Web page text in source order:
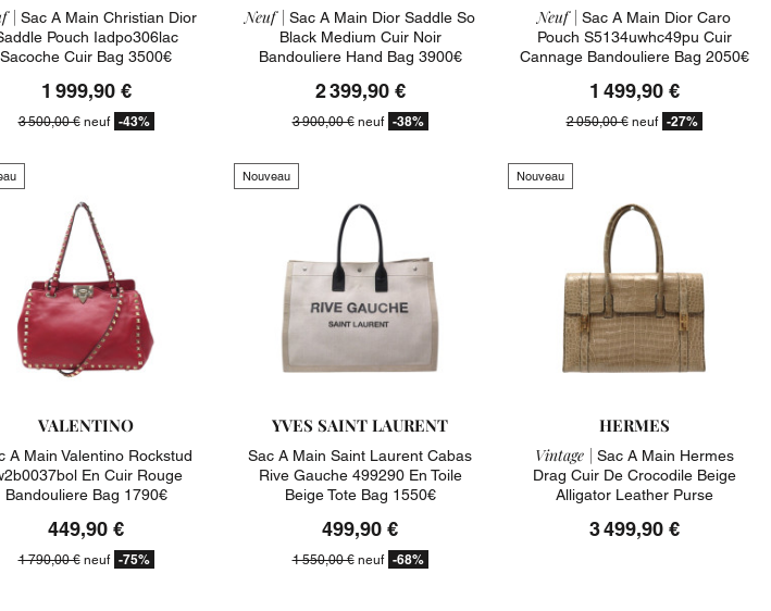
| Sac A Main Christian Dior
Pouch Iadpo306lac
Sacoche Cuir Bag 3500€
1 999,90 €
3 500,00 €neuf -43%
Neuf | Sac A Main Dior Saddle So
Black Medium Cuir Noir
Bandouliere Hand Bag 3900€
2 399,90 €
3 900,00 €neuf -38%
Neuf | Sac A Main Dior Caro
Pouch S5134uwhc49pu Cuir
Cannage Bandouliere Bag 2050€
1 499,90 €
2 050,00 €neuf -27%
VALENTINO
A Main Valentino Rockstud
En Cuir Rouge
Bandouliere Bag 1790€
449,90 €
1 790,00 €neuf -75%
Nouveau
YVES SAINT LAURENT
Sac A Main Saint Laurent Cabas
Rive Gauche 499290 En Toile
Beige Tote Bag 1550€
499,90 €
1 550,00 €neuf -68%
Nouveau
HERMES
Vintage | Sac A Main Hermes
Drag Cuir De Crocodile Beige
Alligator Leather Purse
3 499,90 €